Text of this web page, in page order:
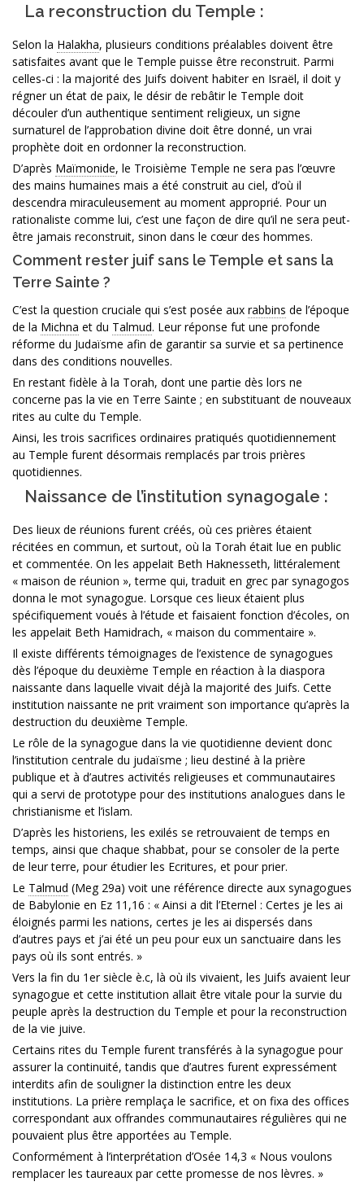
La reconstruction du Temple :
Selon la Halakha, plusieurs conditions préalables doivent être
satisfaites avant que le Temple puisse être reconstruit. Parmi
celles-ci : la majorité des Juifs doivent habiter en Israël, il doit y
régner un état de paix, le désir de rebâtir le Temple doit
découler d’un authentique sentiment religieux, un signe
surnaturel de l’approbation divine doit être donné, un vrai
prophète doit en ordonner la reconstruction.
D’après Maïmonide, le Troisième Temple ne sera pas l’œuvre
des mains humaines mais a été construit au ciel, d’où il
descendra miraculeusement au moment approprié. Pour un
rationaliste comme lui, c’est une façon de dire qu’il ne sera peut-
être jamais reconstruit, sinon dans le cœur des hommes.
Comment rester juif sans le Temple et sans la
Terre Sainte ?
C’est la question cruciale qui s’est posée aux rabbins de l’époque
de la Michna et du Talmud. Leur réponse fut une profonde
réforme du Judaïsme afin de garantir sa survie et sa pertinence
dans des conditions nouvelles.
En restant fidèle à la Torah, dont une partie dès lors ne
concerne pas la vie en Terre Sainte ; en substituant de nouveaux
rites au culte du Temple.
Ainsi, les trois sacrifices ordinaires pratiqués quotidiennement
au Temple furent désormais remplacés par trois prières
quotidiennes.
Naissance de l’institution synagogale :
Des lieux de réunions furent créés, où ces prières étaient
récitées en commun, et surtout, où la Torah était lue en public
et commentée. On les appelait Beth Haknesseth, littéralement
« maison de réunion », terme qui, traduit en grec par synagogos
donna le mot synagogue. Lorsque ces lieux étaient plus
spécifiquement voués à l’étude et faisaient fonction d’écoles, on
les appelait Beth Hamidrach, « maison du commentaire ».
Il existe différents témoignages de l’existence de synagogues
dès l’époque du deuxième Temple en réaction à la diaspora
naissante dans laquelle vivait déjà la majorité des Juifs. Cette
institution naissante ne prit vraiment son importance qu’après la
destruction du deuxième Temple.
Le rôle de la synagogue dans la vie quotidienne devient donc
l’institution centrale du judaïsme ; lieu destiné à la prière
publique et à d’autres activités religieuses et communautaires
qui a servi de prototype pour des institutions analogues dans le
christianisme et l’islam.
D’après les historiens, les exilés se retrouvaient de temps en
temps, ainsi que chaque shabbat, pour se consoler de la perte
de leur terre, pour étudier les Ecritures, et pour prier.
Le Talmud (Meg 29a) voit une référence directe aux synagogues
de Babylonie en Ez 11,16 : « Ainsi a dit l’Eternel : Certes je les ai
éloignés parmi les nations, certes je les ai dispersés dans
d’autres pays et j’ai été un peu pour eux un sanctuaire dans les
pays où ils sont entrés. »
Vers la fin du 1er siècle è.c, là où ils vivaient, les Juifs avaient leur
synagogue et cette institution allait être vitale pour la survie du
peuple après la destruction du Temple et pour la reconstruction
de la vie juive.
Certains rites du Temple furent transférés à la synagogue pour
assurer la continuité, tandis que d’autres furent expressément
interdits afin de souligner la distinction entre les deux
institutions. La prière remplaça le sacrifice, et on fixa des offices
correspondant aux offrandes communautaires régulières qui ne
pouvaient plus être apportées au Temple.
Conformément à l’interprétation d’Osée 14,3 « Nous voulons
remplacer les taureaux par cette promesse de nos lèvres. »